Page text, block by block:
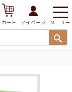
メニュー
マイページ
カート